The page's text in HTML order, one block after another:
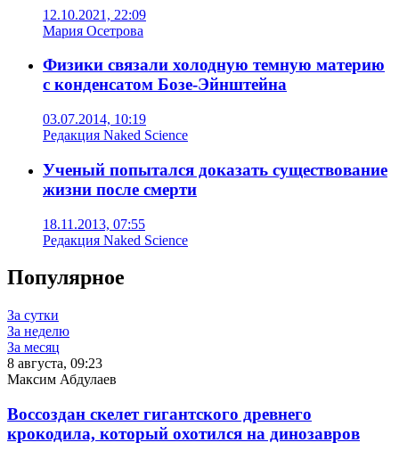
12.10.2021, 22:09
Мария Осетрова
Физики связали холодную темную материю
с конденсатом Бозе-Эйнштейна
03.07.2014, 10:19
Редакция Naked Science
Ученый попытался доказать существование
жизни после смерти
18.11.2013, 07:55
Редакция Naked Science
Популярное
За сутки
За неделю
За месяц
8 августа, 09:23
Максим Абдулаев
Воссоздан скелет гигантского древнего
крокодила, который охотился на динозавров